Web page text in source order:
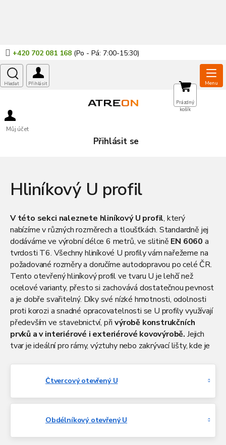
+420 702 081 168
Můj účet
Přihlásit se
NÁKUPNÍ
KOŠÍK
Prázdný
košík
Hliníkový U profil
V této sekci naleznete hliníkový U profil, který
nabízíme v různých rozměrech a tloušťkách. Standardně jej
dodáváme ve výrobní délce 6 metrů, ve slitině EN 6060 a
tvrdosti T6. Všechny hliníkové U profily vám nařežeme na
požadované rozměry a doručíme autodopravou po celé ČR.
Tento otevřený hliníkový profil ve tvaru U je lehčí než
ocelové varianty, přesto si zachovává dostatečnou pevnost
a je dobře svařitelný. Díky své nízké hmotnosti, odolnosti
proti korozi a snadné opracovatelnosti se U profily využívají
především ve stavebnictví, přivýrobě konstrukčních
prvků a v interiérové i exteriérové kovovýrobě. Jejich
tvar je ideální pro rámy, výztuhy nebo zakrývací lišty, kde je
elegantnímu vzhledu. Máte zájem o zakázkovou výrobu z
Atreon a nechte si vyrobit přesně to, co potřebujete.
Čtvercový otevřený U
Obdélníkový otevřený U